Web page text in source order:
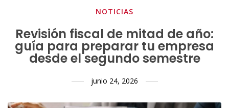
NOTICIAS
Revisión fiscal de mitad de año:
guía para preparar tu empresa
desde el segundo semestre
junio 24, 2026